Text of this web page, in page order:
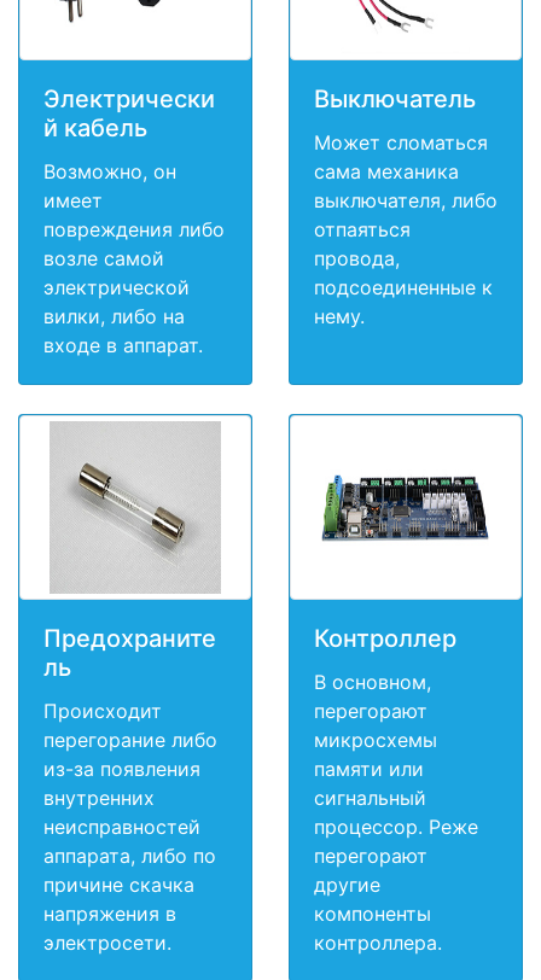
Электрически
й кабель
Возможно, он
имеет
повреждения либо
возле самой
электрической
вилки, либо на
входе в аппарат.
Выключатель
Может сломаться
сама механика
выключателя, либо
отпаяться
провода,
подсоединенные к
нему.
Предохраните
ль
Происходит
перегорание либо
из-за появления
внутренних
неисправностей
аппарата, либо по
причине скачка
напряжения в
электросети.
Контроллер
В основном,
перегорают
микросхемы
памяти или
сигнальный
процессор. Реже
перегорают
другие
компоненты
контроллера.